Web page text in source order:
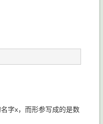
字x，而形参写成的是数